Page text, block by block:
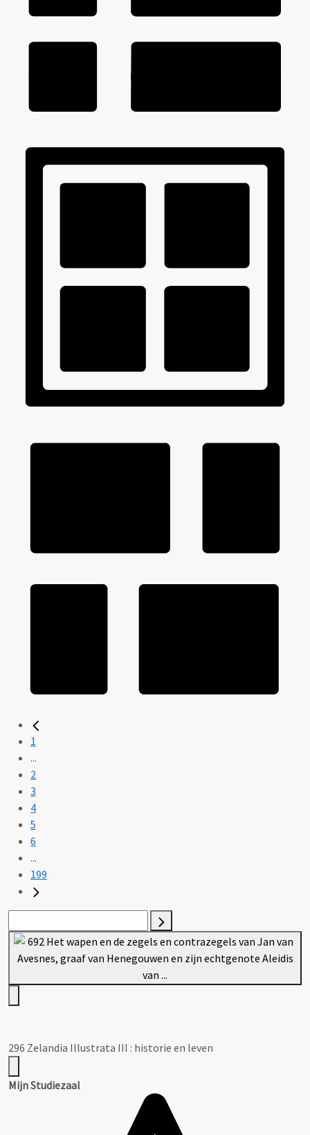
1
...
2
3
4
5
6
...
199
296 Zelandia Illustrata III : historie en leven
Mijn Studiezaal